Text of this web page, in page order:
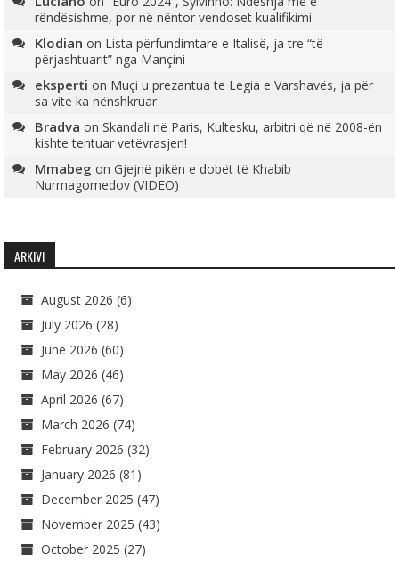
rëndësishme, por në nëntor vendoset kualifikimi
Klodian on Lista përfundimtare e Italisë, ja tre “të
përjashtuarit” nga Mançini
eksperti on Muçi u prezantua te Legia e Varshavës, ja për
sa vite ka nënshkruar
Bradva onSkandali në Paris, Kultesku, arbitri që në 2008-ën
kishte tentuar vetëvrasjen!
Mmabeg onGjejnë pikën e dobët të Khabib
Nurmagomedov (VIDEO)
ARKIVI
August 2026 (6)
July 2026 (28)
June 2026 (60)
May 2026 (46)
April 2026 (67)
March 2026 (74)
February 2026 (32)
January 2026 (81)
December 2025 (47)
November 2025 (43)
October 2025 (27)